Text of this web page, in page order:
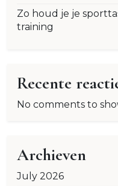
Zo houd je je
training
Recente
No comments to
Archieven
July 2026